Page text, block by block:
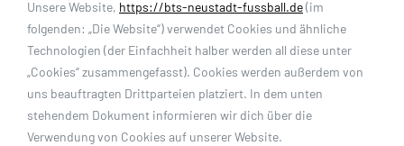
Shop
Unsere Website, https://bts-neustadt-fussball.de(im
folgenden: „Die Website“) verwendet Cookies und ähnliche
Technologien (der Einfachheit halber werden all diese unter
„Cookies“ zusammengefasst). Cookies werden außerdem von
uns beauftragten Drittparteien platziert. In dem unten
stehendem Dokument informieren wir dich über die
Verwendung von Cookies auf unserer Website.